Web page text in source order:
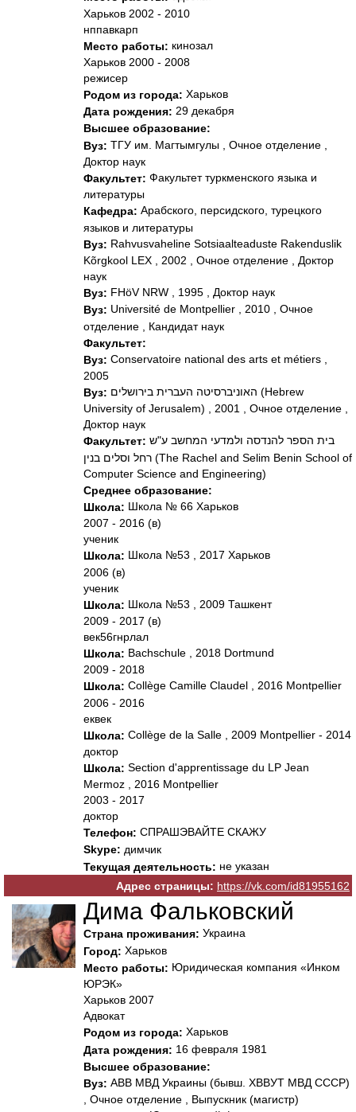
Харьков 2002 - 2010
нппавкарп
Место работы: кинозал
Харьков 2000 - 2008
режисер
Родом из города: Харьков
Дата рождения: 29 декабря
Высшее образование:
Вуз: ТГУ им. Магтымгулы , Очное отделение ,
Доктор наук
Факультет: Факультет туркменского языка и
литературы
Кафедра: Арабского, персидского, турецкого
языков и литературы
Вуз: Rahvusvaheline Sotsiaalteaduste Rakenduslik
Kõrgkool LEX , 2002 , Очное отделение , Доктор
наук
Вуз: FHöV NRW , 1995 , Доктор наук
Вуз: Université de Montpellier , 2010 , Очное
отделение , Кандидат наук
Факультет:
Вуз: Conservatoire national des arts et métiers ,
2005
Вуз:
University of Jerusalem) , 2001 , Очное отделение ,
Доктор наук
Факультет:
רחל וסלים בנין (The Rachel and Selim Benin School of
Computer Science and Engineering)
Среднее образование:
Школа: Школа № 66 Харьков
2007 - 2016 (в)
ученик
Школа: Школа №53 , 2017 Харьков
2006 (в)
ученик
Школа: Школа №53 , 2009 Ташкент
2009 - 2017 (в)
век56гнрлал
Школа: Bachschule , 2018 Dortmund
2009 - 2018
Школа: Collège Camille Claudel , 2016 Montpellier
2006 - 2016
еквек
Школа: Collège de la Salle , 2009 Montpellier - 2014
доктор
Школа: Section d'apprentissage du LP Jean
Mermoz , 2016 Montpellier
2003 - 2017
доктор
Телефон: СПРАШЭВАЙТЕ СКАЖУ
Skype: димчик
Текущая деятельность: не указан
Адрес страницы: https://vk.com/id81955162
Дима Фальковский
Страна проживания: Украина
Город: Харьков
Место работы: Юридическая компания «Инком
ЮРЭК»
Харьков 2007
Адвокат
Родом из города: Харьков
Дата рождения: 16 февраля 1981
Высшее образование:
Вуз: АВВ МВД Украины (бывш. ХВВУТ МВД СССР)
, Очное отделение , Выпускник (магистр)